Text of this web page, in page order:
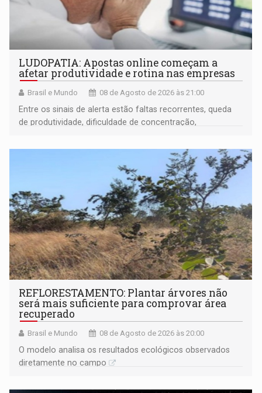
LUDOPATIA: Apostas online começam a
afetar produtividade e rotina nas empresas
Brasil e Mundo 08 de Agosto de 2026 às 21:00
Entre os sinais de alerta estão faltas recorrentes, queda
de produtividade, dificuldade de concentração,
REFLORESTAMENTO: Plantar árvores não
será mais suficiente para comprovar área
recuperado
Brasil e Mundo 08 de Agosto de 2026 às 20:00
O modelo analisa os resultados ecológicos observados
diretamente no campo